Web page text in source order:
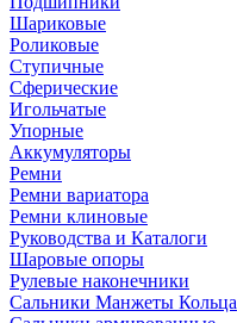
Шариковые
Роликовые
Ступичные
Сферические
Игольчатые
Упорные
Аккумуляторы
Ремни
Ремни вариатора
Ремни клиновые
Руководства и Каталоги
Шаровые опоры
Рулевые наконечники
Сальники Манжеты Кольца